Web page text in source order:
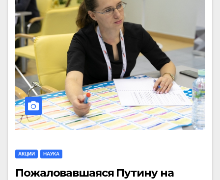
АКЦИИ НАУКА
Пожаловавшаяся Путину на